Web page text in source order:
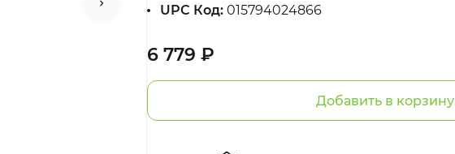
6 779 ₽
Добавить в корзину
UPC Код: 015794024866